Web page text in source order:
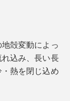
殻変動によっ
込み、長い長
熱を閉じ込め